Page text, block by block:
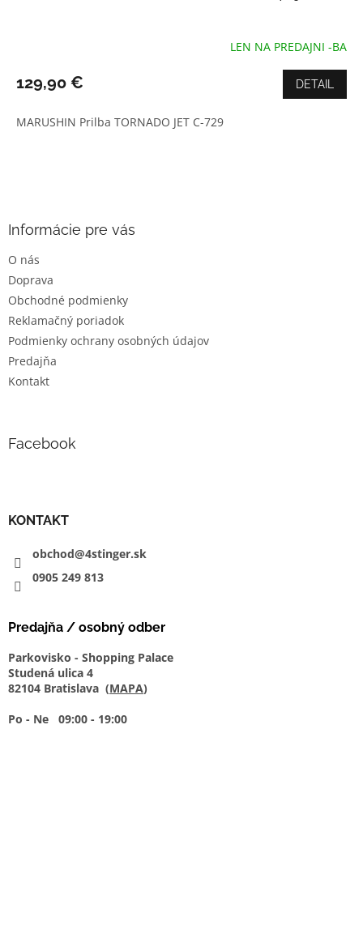
produktu
z
LEN NA PREDAJNI -BA
129,90 € DETAIL
MARUSHIN Prilba TORNADO JET C-729
Informácie pre vás
O nás
Doprava
Obchodné podmienky
Reklamačný poriadok
Podmienky ochrany osobných údajov
Predajňa
Kontakt
Facebook
KONTAKT
obchod@4stinger.sk
0905 249 813
Predajňa / osobný odber
Parkovisko - Shopping Palace
Studená ulica 4
82104 Bratislava (MAPA)
Po - Ne 09:00 - 19:00